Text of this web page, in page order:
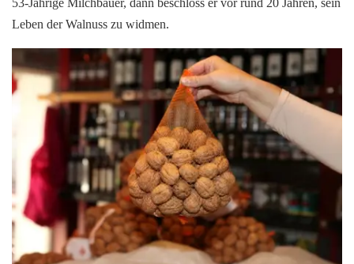
53-Jährige Milchbauer, dann beschloss er vor rund 20 Jahren, sein
Leben der Walnuss zu widmen.